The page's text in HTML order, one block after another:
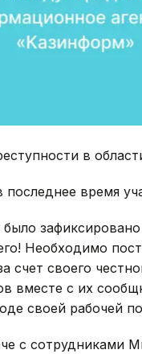
в
время
Необходимо
счет своего
вместе с их
своей рабочей
с сотрудниками